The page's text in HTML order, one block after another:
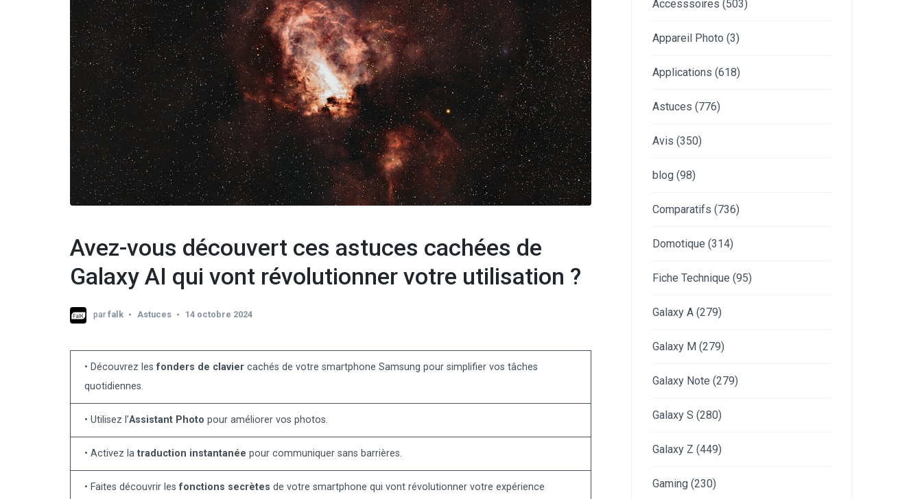
Avez-vous découvert ces astuces cachées de
Galaxy AI qui vont révolutionner votre utilisation ?
parfalk Astuces 14 octobre 2024
• Découvrez lesfonders de clavier cachés de votre smartphone Samsung pour simplifier vos tâches
quotidiennes.
• Utilisez l’Assistant Photo pour améliorer vos photos.
• Activez la traduction instantanée pour communiquer sans barrières.
• Faites découvrir lesfonctions secrètes de votre smartphone qui vont révolutionner votre expérience
Accesssoires (503)
Appareil Photo (3)
Applications (618)
Astuces (776)
Avis (350)
blog (98)
Comparatifs (736)
Domotique (314)
Fiche Technique (95)
Galaxy A (279)
Galaxy M (279)
Galaxy Note (279)
Galaxy S (280)
Galaxy Z (449)
Gaming (230)